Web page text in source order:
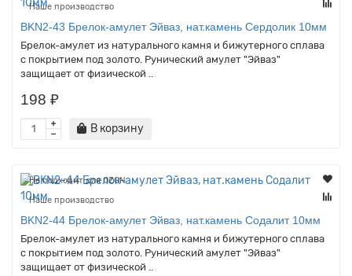
Наше производство
BKN2-43 Брелок-амулет Эйваз, нат.камень Сердолик 10мм
Брелок-амулет из натурального камня и бижутерного сплава
с покрытием под золото. Рунический амулет "Эйваз"
защищает от физической ..
198 ₽
В корзину
Не подходит для OZON
Наше производство
BKN2-44 Брелок-амулет Эйваз, нат.камень Содалит 10мм
Брелок-амулет из натурального камня и бижутерного сплава
с покрытием под золото. Рунический амулет "Эйваз"
защищает от физической ..